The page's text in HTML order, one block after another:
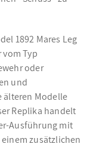
1892 Mares Leg
Typ
oder
und
älteren Modelle
Replika handelt
Ausführung mit
zusätzlichen